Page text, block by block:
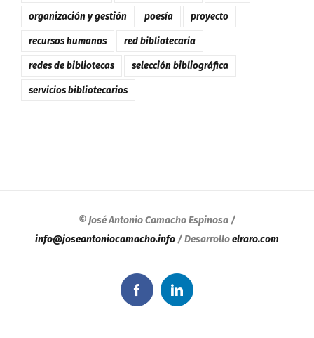
organización y gestión poesía proyecto
recursos humanos red bibliotecaria
redes de bibliotecas selección bibliográfica
servicios bibliotecarios
©José Antonio Camacho Espinosa /
info@joseantoniocamacho.info / Desarrolloelraro.com
FacebookLinkedIn